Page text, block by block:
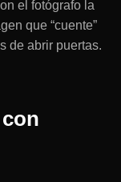
el fotógrafo la
que “cuente”
de abrir puertas.